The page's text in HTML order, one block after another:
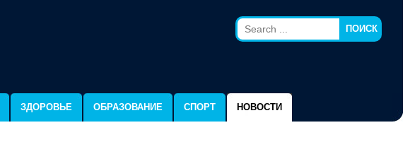
ПОИСК
ЗДОРОВЬЕ ОБРАЗОВАНИЕ СПОРТ НОВОСТИ